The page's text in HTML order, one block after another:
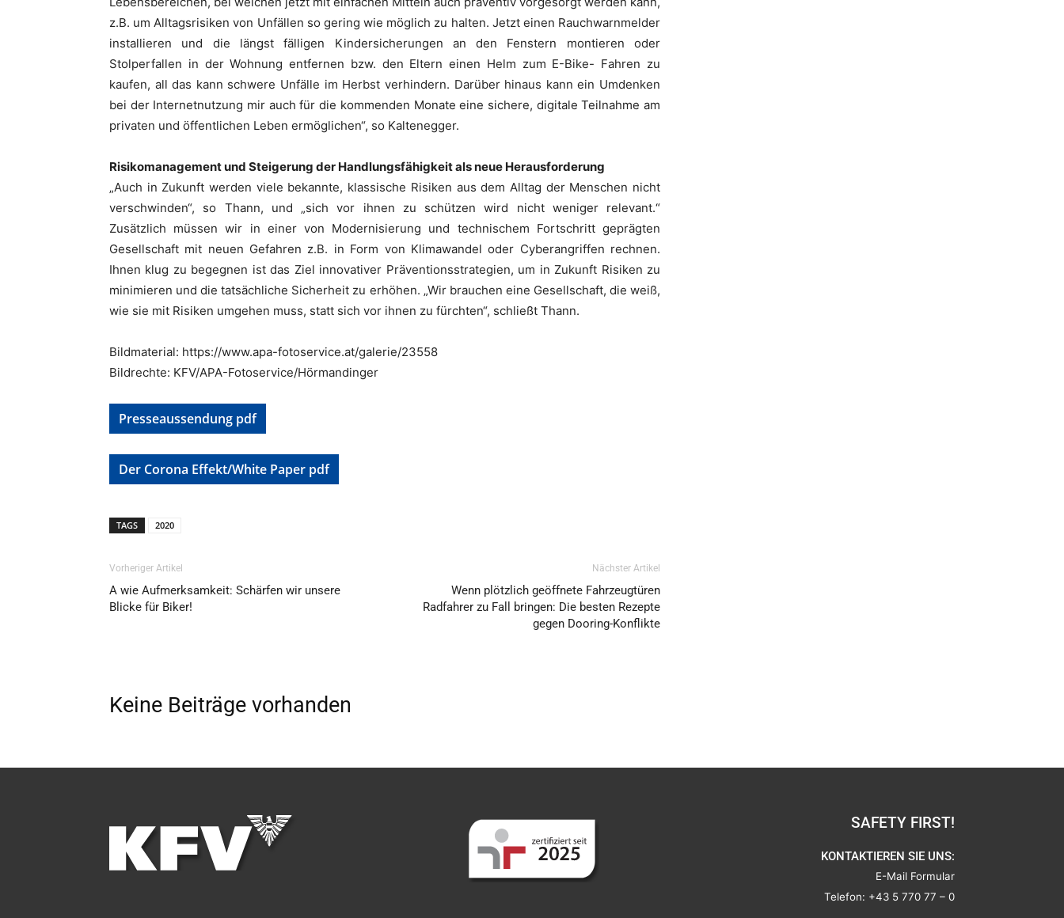
z.B. um Alltagsrisiken von Unfällen so gering wie möglich zu halten. Jetzt einen Rauchwarnmelder
installieren und die längst fälligen Kindersicherungen an den Fenstern montieren oder
Stolperfallen in der Wohnung entfernen bzw. den Eltern einen Helm zum E-Bike- Fahren zu
kaufen, all das kann schwere Unfälle im Herbst verhindern. Darüber hinaus kann ein Umdenken
bei der Internetnutzung mir auch für die kommenden Monate eine sichere, digitale Teilnahme am
privaten und öffentlichen Leben ermöglichen“, so Kaltenegger.
Risikomanagement und Steigerung der Handlungsfähigkeit als neue Herausforderung
„Auch in Zukunft werden viele bekannte, klassische Risiken aus dem Alltag der Menschen nicht
verschwinden“, so Thann, und „sich vor ihnen zu schützen wird nicht weniger relevant.“
Zusätzlich müssen wir in einer von Modernisierung und technischem Fortschritt geprägten
Gesellschaft mit neuen Gefahren z.B. in Form von Klimawandel oder Cyberangriffen rechnen.
Ihnen klug zu begegnen ist das Ziel innovativer Präventionsstrategien, um in Zukunft Risiken zu
minimieren und die tatsächliche Sicherheit zu erhöhen. „Wir brauchen eine Gesellschaft, die weiß,
wie sie mit Risiken umgehen muss, statt sich vor ihnen zu fürchten“, schließt Thann.
Bildmaterial: https://www.apa-fotoservice.at/galerie/23558
Bildrechte: KFV/APA-Fotoservice/Hörmandinger
Presseaussendung pdf
Der Corona Effekt/White Paper pdf
TAGS 2020
Vorheriger Artikel
A wie Aufmerksamkeit: Schärfen wir unsere
Blicke für Biker!
Nächster Artikel
Wenn plötzlich geöffnete Fahrzeugtüren
Radfahrer zu Fall bringen: Die besten Rezepte
gegen Dooring-Konflikte
Keine Beiträge vorhanden
SAFETY FIRST!
KONTAKTIEREN SIE UNS:
E-Mail Formular
Telefon: +43 5 770 77 – 0